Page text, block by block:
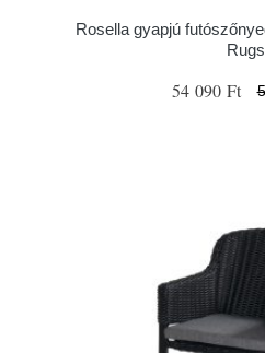
Rosella gyapjú
Rugs
54 090 Ft